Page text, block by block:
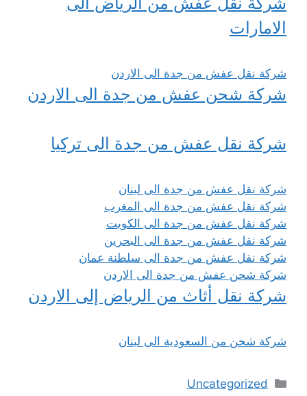
الامارات
شركة نقل عفش من جدة الى الاردن
شركة شحن عفش من جدة الى الاردن
شركة نقل عفش من جدة الى تركيا
شركة نقل عفش من جدة الى لبنان
شركة نقل عفش من جدة الى المغرب
شركة نقل عفش من جدة الى الكويت
شركة نقل عفش من جدة الى البحرين
شركة نقل عفش من جدة الى سلطنة عمان
شركة شحن عفش من جدة الى الاردن
شركة نقل أثاث من الرياض إلى الاردن
شركة شحن من السعودية الى لبنان
التصنيفات
Uncategorized